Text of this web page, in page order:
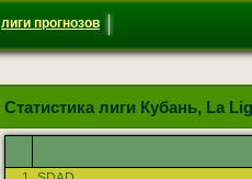
лиги прогнозов
Статистика лиги Кубань, La